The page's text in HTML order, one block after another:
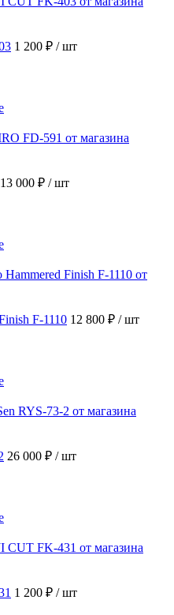
1 200 ₽ / шт
13 000 ₽ / шт
F-1110 12 800 ₽ / шт
26 000 ₽ / шт
1 200 ₽ / шт